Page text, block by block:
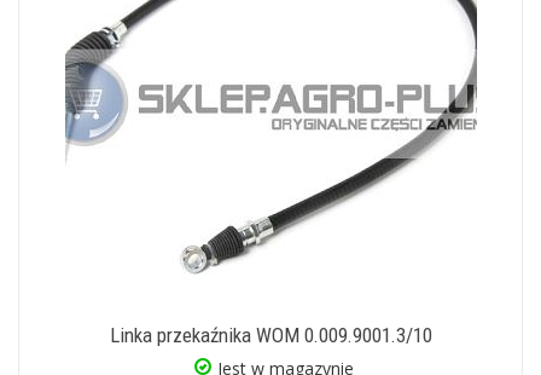
Linka przekaźnika WOM 0.009.9001.3/10
Jest w magazynie